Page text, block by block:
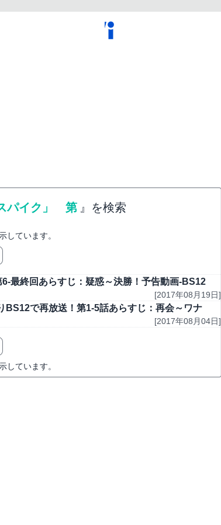
パイク」 第 』を検索
しています。
最終回あらすじ：疑惑～決勝！予告動画-BS12
[2017年08月19日]
BS12で再放送！第1-5話あらすじ：再会～ワナ
[2017年08月04日]
しています。